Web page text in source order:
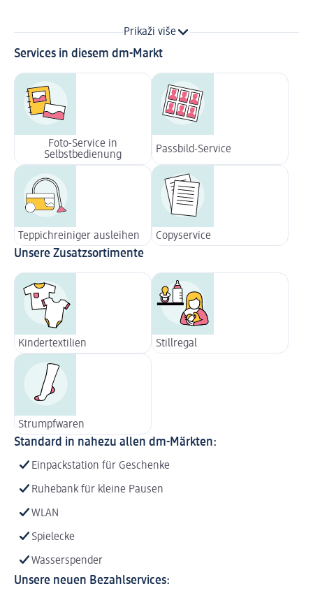
Prikaži više
Services in diesem dm-Markt
Foto-Service in
Selbstbedienung
Passbild-Service
Teppichreiniger ausleihen Copyservice
Unsere Zusatzsortimente
Kindertextilien Stillregal
Strumpfwaren
Standard in nahezu allen dm-Märkten:
Einpackstation für Geschenke
Ruhebank für kleine Pausen
WLAN
Spielecke
Wasserspender
Unsere neuen Bezahlservices: